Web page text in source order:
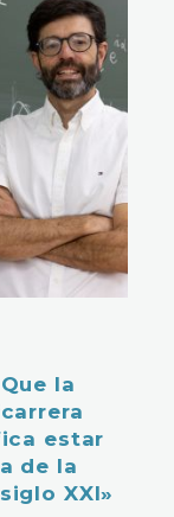
la
estar
de la
XXI»